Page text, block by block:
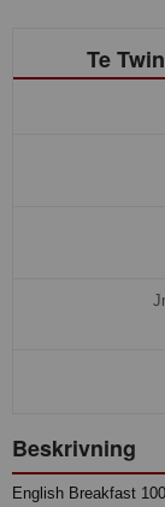
Te
Beskrivning
English Breakfast